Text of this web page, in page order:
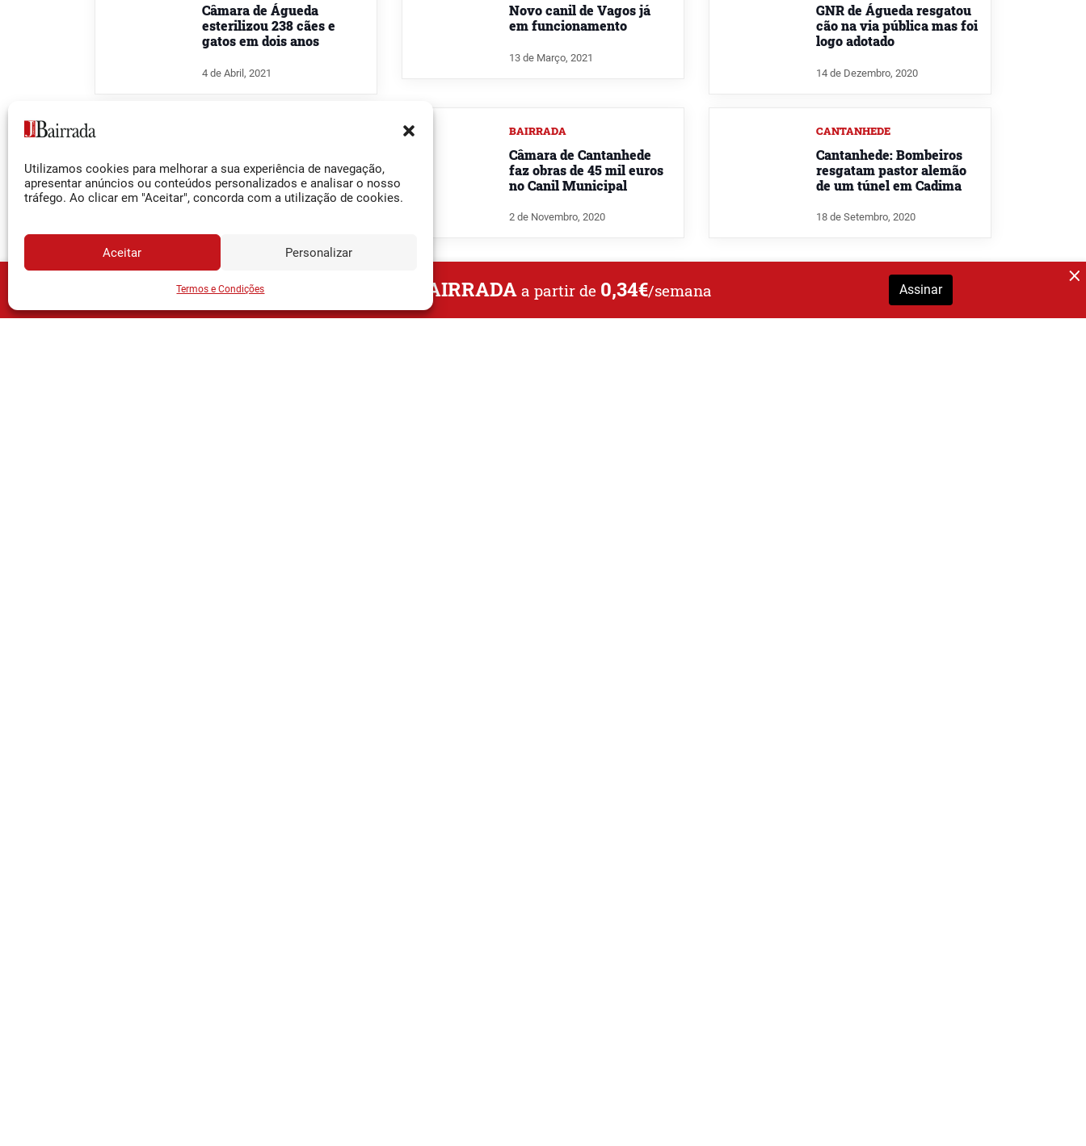
Utilizamos cookies para melhorar a sua experiência de navegação,
apresentar anúncios ou conteúdos personalizados e analisar o nosso
tráfego. Ao clicar em "Aceitar", concorda com a utilização de cookies.
Aceitar Personalizar
Termos e Condições
Câmara de Águeda
esterilizou 238 cães e
gatos em dois anos
4 de Abril, 2021
Novo canil de Vagos já
em funcionamento
13 de Março, 2021
GNR de Águeda resgatou
cão na via pública mas foi
logo adotado
14 de Dezembro, 2020
esterilização de animais
de companhia em vigor
no mês de dezembro
30 de Novembro, 2020
BAIRRADA
Câmara de Cantanhede
faz obras de 45 mil euros
no Canil Municipal
2 de Novembro, 2020
CANTANHEDE
Cantanhede: Bombeiros
resgatam pastor alemão
de um túnel em Cadima
18 de Setembro, 2020
COVID-19
Gabinete Veterinário
ANADIA
Av. Caminho: Animais de
Quatro Patas e Focinhos
Assine o JORNAL DA BAIRRADA a partir de 0,34€/semana Assinar